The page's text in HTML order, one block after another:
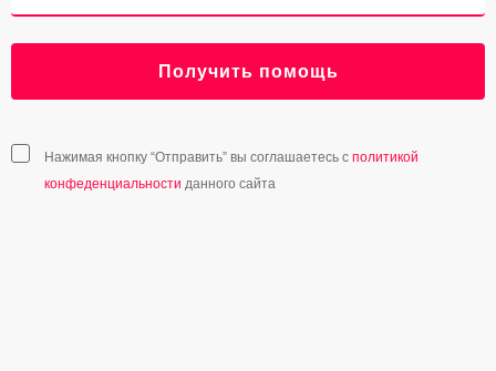
Получить помощь
Нажимая кнопку “Отправить” вы соглашаетесь с политикой
конфеденциальности данного сайта